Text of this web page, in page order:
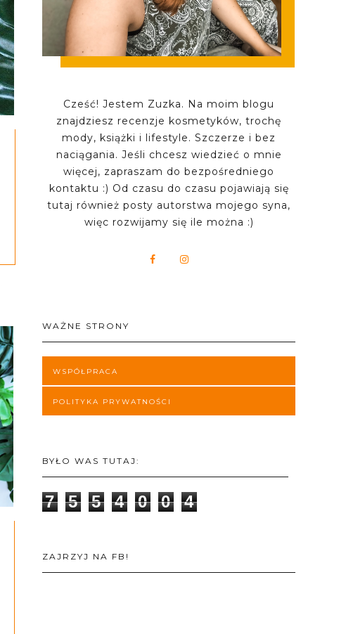
Cześć! Jestem Zuzka. Na moim blogu
znajdziesz recenzje kosmetyków, trochę
mody, książki i lifestyle. Szczerze i bez
naciągania. Jeśli chcesz wiedzieć o mnie
więcej, zapraszam do bezpośredniego
kontaktu :) Od czasu do czasu pojawiają się
tutaj również posty autorstwa mojego syna,
więc rozwijamy się ile można :)
WAŻNE STRONY
WSPÓŁPRACA
POLITYKA PRYWATNOŚCI
BYŁO WAS TUTAJ:
7 5 5 4 0 0 4
ZAJRZYJ NA FB!